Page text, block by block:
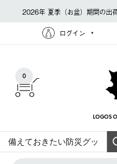
2026年 夏季（お盆）期間の出
ログイン
0
LOGOS